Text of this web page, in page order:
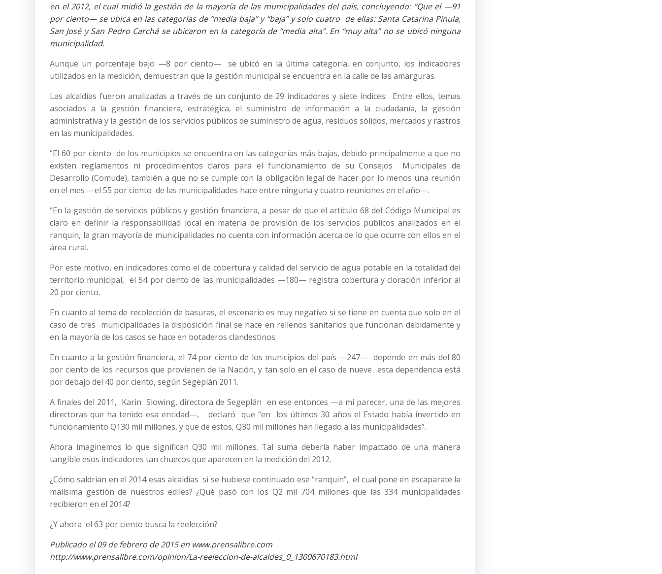
en el 2012, el cual midió la gestión de la mayoría de las municipalidades del país, concluyendo: “Que el —91
por ciento— se ubica en las categorías de “media baja” y “baja” y solo cuatro de ellas: Santa Catarina Pinula,
San José y San Pedro Carchá se ubicaron en la categoría de “media alta”. En “muy alta” no se ubicó ninguna
municipalidad.
Aunque un porcentaje bajo —8 por ciento— se ubicó en la última categoría, en conjunto, los indicadores
utilizados en la medición, demuestran que la gestión municipal se encuentra en la calle de las amarguras.
Las alcaldías fueron analizadas a través de un conjunto de 29 indicadores y siete índices: Entre ellos, temas
asociados a la gestión financiera, estratégica, el suministro de información a la ciudadanía, la gestión
administrativa y la gestión de los servicios públicos de suministro de agua, residuos sólidos, mercados y rastros
en las municipalidades.
“El 60 por ciento de los municipios se encuentra en las categorías más bajas, debido principalmente a que no
existen reglamentos ni procedimientos claros para el funcionamiento de su Consejos Municipales de
Desarrollo (Comude), también a que no se cumple con la obligación legal de hacer por lo menos una reunión
en el mes —el 55 por ciento de las municipalidades hace entre ninguna y cuatro reuniones en el año—.
“En la gestión de servicios públicos y gestión financiera, a pesar de que el artículo 68 del Código Municipal es
claro en definir la responsabilidad local en materia de provisión de los servicios públicos analizados en el
ranquin, la gran mayoría de municipalidades no cuenta con información acerca de lo que ocurre con ellos en el
área rural.
Por este motivo, en indicadores como el de cobertura y calidad del servicio de agua potable en la totalidad del
territorio municipal, el 54 por ciento de las municipalidades —180— registra cobertura y cloración inferior al
20 por ciento.
En cuanto al tema de recolección de basuras, el escenario es muy negativo si se tiene en cuenta que solo en el
caso de tres municipalidades la disposición final se hace en rellenos sanitarios que funcionan debidamente y
en la mayoría de los casos se hace en botaderos clandestinos.
En cuanto a la gestión financiera, el 74 por ciento de los municipios del país —247— depende en más del 80
por ciento de los recursos que provienen de la Nación, y tan solo en el caso de nueve esta dependencia está
por debajo del 40 por ciento, según Segeplán 2011.
A finales del 2011, Karin Slowing, directora de Segeplán en ese entonces —a mi parecer, una de las mejores
directoras que ha tenido esa entidad—, declaró que “en los últimos 30 años el Estado había invertido en
funcionamiento Q130 mil millones, y que de estos, Q30 mil millones han llegado a las municipalidades”.
Ahora imaginemos lo que significan Q30 mil millones. Tal suma debería haber impactado de una manera
tangible esos indicadores tan chuecos que aparecen en la medición del 2012.
¿Cómo saldrían en el 2014 esas alcaldías si se hubiese continuado ese “ranquin”, el cual pone en escaparate la
malísima gestión de nuestros ediles? ¿Qué pasó con los Q2 mil 704 millones que las 334 municipalidades
recibieron en el 2014?
¿Y ahora el 63 por ciento busca la reelección?
Publicado el 09 de febrero de 2015 en www.prensalibre.com
http://www.prensalibre.com/opinion/La-reeleccion-de-alcaldes_0_1300670183.html